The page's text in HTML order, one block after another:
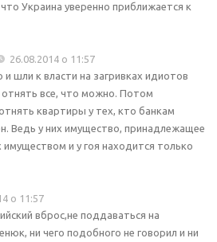
Украина уверенно приближается к
26.08.2014 о 11:57
и шли к власти на загривках идиотов
все, что можно. Потом
квартиры у тех, кто банкам
Ведь у них имущество, принадлежащее
имуществом и у гоя находится только
о 11:57
вброс,не поддаваться на
ни чего подобного не говорил и ни